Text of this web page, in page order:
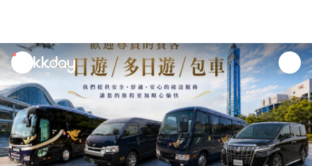
unread
notifications